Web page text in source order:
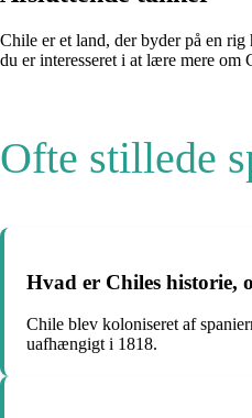
Chile er et land, der byder på en
du er interesseret i at lære mere
Ofte stillede
Hvad er Chiles historie,
Chile blev koloniseret af
uafhængigt i 1818.